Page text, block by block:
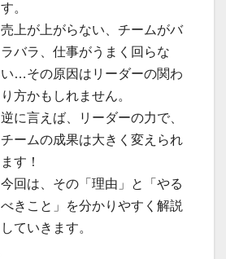
す。
売上が上がらない、チームがバ
ラバラ、仕事がうまく回らな
い…その原因はリーダーの関わ
り方かもしれません。
逆に言えば、リーダーの力で、
チームの成果は大きく変えられ
ます！
今回は、その「理由」と「やる
べきこと」を分かりやすく解説
していきます。